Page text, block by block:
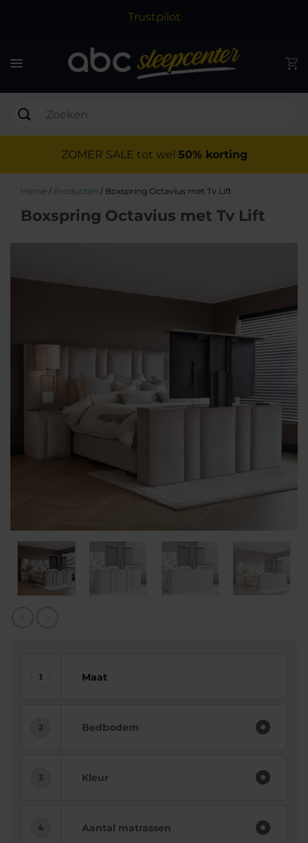
Trustpilot
ZOMER SALE tot wel 50% korting
Home / Producten / Boxspring Octavius met Tv Lift
Boxspring Octavius met Tv Lift
Maat
Bedbodem
Kleur
Aantal matrassen